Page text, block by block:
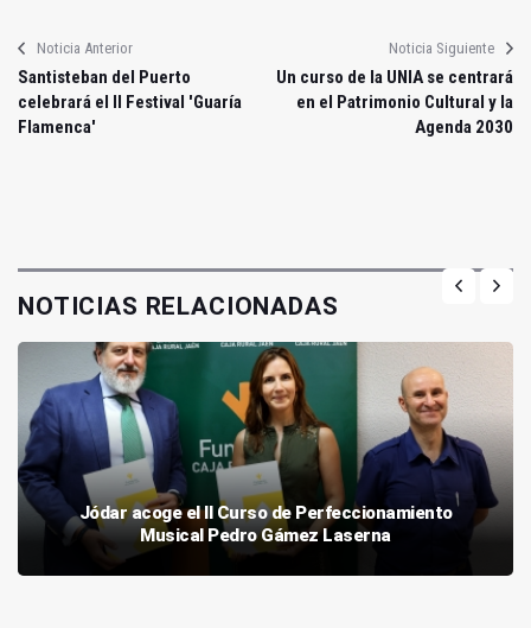
Noticia Anterior
Santisteban del Puerto
celebrará el II Festival 'Guaría
Flamenca'
Noticia Siguiente
Un curso de la UNIA se centrará
en el Patrimonio Cultural y la
Agenda 2030
NOTICIAS RELACIONADAS
Jódar acoge el II Curso de Perfeccionamiento
Musical Pedro Gámez Laserna